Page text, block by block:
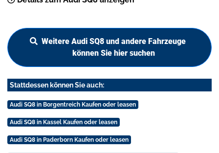
Weitere Audi SQ8 und andere Fahrzeuge
können Sie hier suchen
Stattdessen können Sie auch:
Audi SQ8 in Borgentreich Kaufen oder leasen
Audi SQ8 in Kassel Kaufen oder leasen
Audi SQ8 in Paderborn Kaufen oder leasen